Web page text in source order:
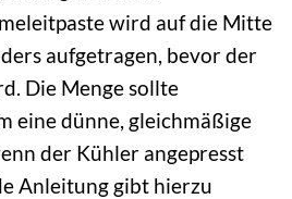
wird auf die Mitte
aufgetragen, bevor der
Die Menge sollte
eine dünne, gleichmäßige
der Kühler angepresst
Anleitung gibt hierzu